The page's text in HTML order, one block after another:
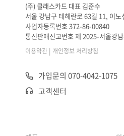
(주) 클래스카드 대표 김준수
서울 강남구 테헤란로 63길 11, 이
사업자등록번호 372-86-00840
통신판매신고번호 제 2025-서울강
이용약관 | 개인정보 처리방침
가입문의 070-4042-1075
고객센터